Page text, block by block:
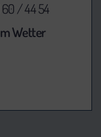
/ 44 54
Wetter